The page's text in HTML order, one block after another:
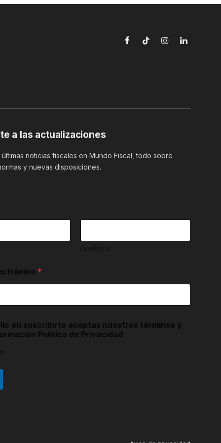
FacebookTikTokInstagramLinkedIn
a las actualizaciones
noticias fiscales en Mundo Fiscal, todo sobre
y nuevas disposiciones.
*
en suscribirte aceptas nuestros términos y
Política de Privacidad